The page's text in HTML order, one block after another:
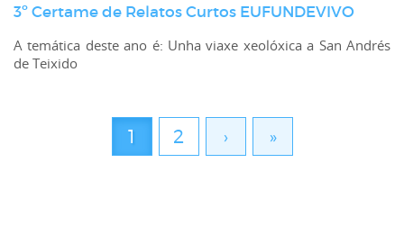
3º Certame de Relatos Curtos EUFUNDEVIVO
A temática deste ano é: Unha viaxe xeolóxica a San Andrés
de Teixido
1 2 › »